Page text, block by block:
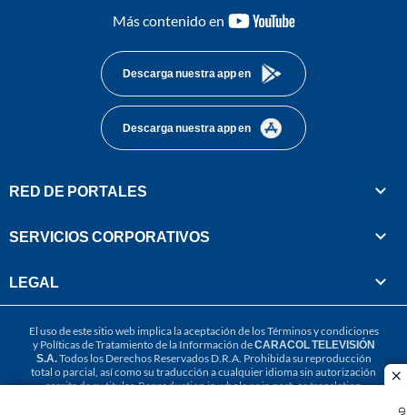
Más contenido en
youtube-
Descarga nuestra app en
Descarga nuestra app en
RED DE PORTALES
SERVICIOS CORPORATIVOS
LEGAL
El uso de este sitio web implica la aceptación de losTérminos y condiciones
y Políticas de Tratamiento de la Información deCARACOL TELEVISIÓN
S.A.Todos los Derechos Reservados D.R.A. Prohibida su reproducción
total o parcial, así como su traducción a cualquier idioma sin autorización
escrita de su titular. Reproduction in whole or in part, or translation